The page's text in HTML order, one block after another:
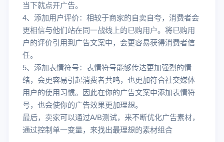
当下就点开广告。
4、添加用户评价：相较于商家的自卖自夸，消费者会
更相信与他们站在同一战线上的已购用户。将已购用
户的评价引用到广告文案中，会更容易获得消费者信
任。
5、添加表情符号：表情符号能够传达更加强烈的情
绪，会更容易引起消费者共鸣，也更加符合社交媒体
用户的使用习惯。因此在你的广告文案中添加表情符
号，也会使你的广告效果更加理想。
最后，卖家可以通过A/B测试，来不断优化广告素材，
通过控制单一变量，来找出最理想的素材组合